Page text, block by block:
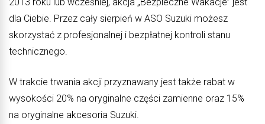
dla Ciebie. Przez cały sierpień w ASO Suzuki możesz
skorzystać z profesjonalnej i bezpłatnej kontroli stanu
technicznego.
W trakcie trwania akcji przyznawany jest także rabat w
wysokości 20% na oryginalne części zamienne oraz 15%
na oryginalne akcesoria Suzuki.